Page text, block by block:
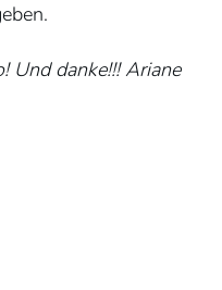
Und danke!!! Ariane